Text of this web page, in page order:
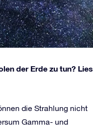
der Erde zu tun? Lies
die Strahlung nicht
Gamma- und